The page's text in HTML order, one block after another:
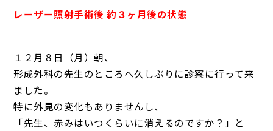
レーザー照射手術後 約３ヶ月後の状態
１２月８日（月）朝、
形成外科の先生のところへ久しぶりに診察に行って来
ました。
特に外見の変化もありませんし、
「先生、赤みはいつくらいに消えるのですか？」と